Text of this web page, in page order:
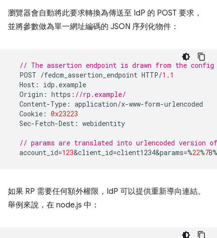
瀏覽器會自動將此要求轉換為傳送至 IdP 的 POST 要求，
並將參數做為單一網址編碼的 JSON 序列化物件：
// The assertion endpoint is drawn from the
POST /fedcm_assertion_endpoint HTTP/1.1
Host : idp . example
Origin : https : //rp.example/
Content-Type : application/x-www-form-urlencoded
Cookie : 0x23223
Sec-Fetch-Dest : webidentity
// params are translated into urlencoded version
account_id=123&client_id=client1234&params=%22%7B%
如果 RP 需要任何額外權限，IdP 可以提供重新導向連結。
舉例來說，在 node.js 中：